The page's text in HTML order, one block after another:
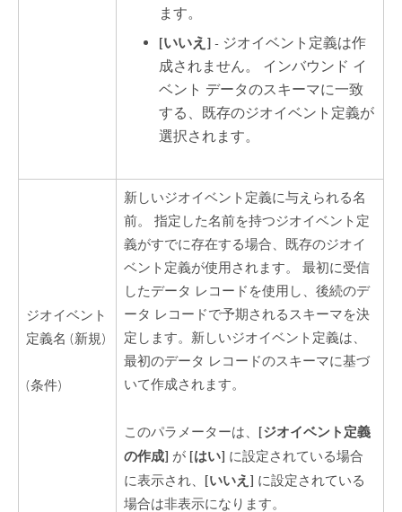
ます。
[いいえ] - ジオイベント定義は作
成されません。 インバウンド イ
ベント データのスキーマに一致
する、既存のジオイベント定義が
選択されます。
ジオイベント
定義名 (新規)
(条件)
新しいジオイベント定義に与えられる名
前。 指定した名前を持つジオイベント定
義がすでに存在する場合、既存のジオイ
ベント定義が使用されます。 最初に受信
したデータ レコードを使用し、後続のデ
ータ レコードで予期されるスキーマを決
定します。新しいジオイベント定義は、
最初のデータ レコードのスキーマに基づ
いて作成されます。
このパラメーターは、 [ジオイベント定義
の作成] が [はい] に設定されている場合
に表示され、 [いいえ] に設定されている
場合は非表示になります。